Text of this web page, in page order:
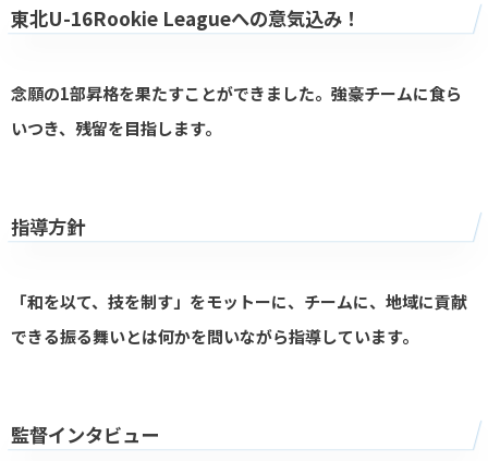
東北U-16Rookie Leagueへの意気込み！
念願の1部昇格を果たすことができました。強豪チームに食ら
いつき、残留を目指します。
指導方針
「和を以て、技を制す」をモットーに、チームに、地域に貢献
できる振る舞いとは何かを問いながら指導しています。
監督インタビュー